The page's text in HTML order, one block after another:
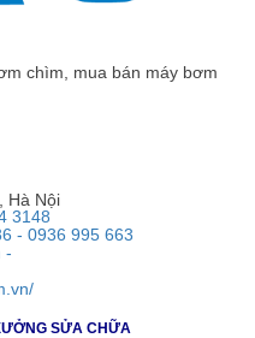
chìm, mua bán máy bơm
Hà Nội
3148
- 0936 995 663
-
SỬA CHỮA